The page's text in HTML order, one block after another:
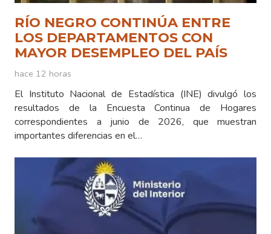
RÍO NEGRO CONTINÚA ENTRE
LOS DEPARTAMENTOS CON
MAYOR DESEMPLEO DEL PAÍS
hace 12 horas
El Instituto Nacional de Estadística (INE) divulgó los
resultados de la Encuesta Continua de Hogares
correspondientes a junio de 2026, que muestran
importantes diferencias en el…